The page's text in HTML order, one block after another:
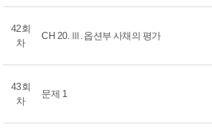
42회
차
CH 20. Ⅲ. 옵션부 사채의 평가
43회
차
문제 1